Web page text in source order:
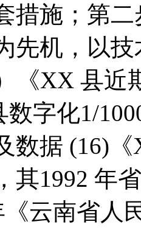
措施；第
先机，以
《XX 县近
数字化1/
数据 (16)
其1992 年
《云南省人